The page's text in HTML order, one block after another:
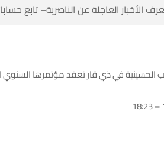
الأخبار العاجلة عن الناصرية– تابع
الحسينية في ذي قار تعقد مؤتمرها